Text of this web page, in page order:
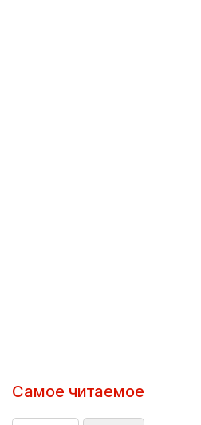
Самое читаемое